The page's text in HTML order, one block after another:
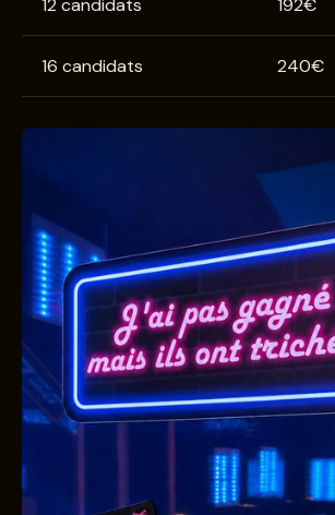
12 candidats 192€
16 candidats 240€